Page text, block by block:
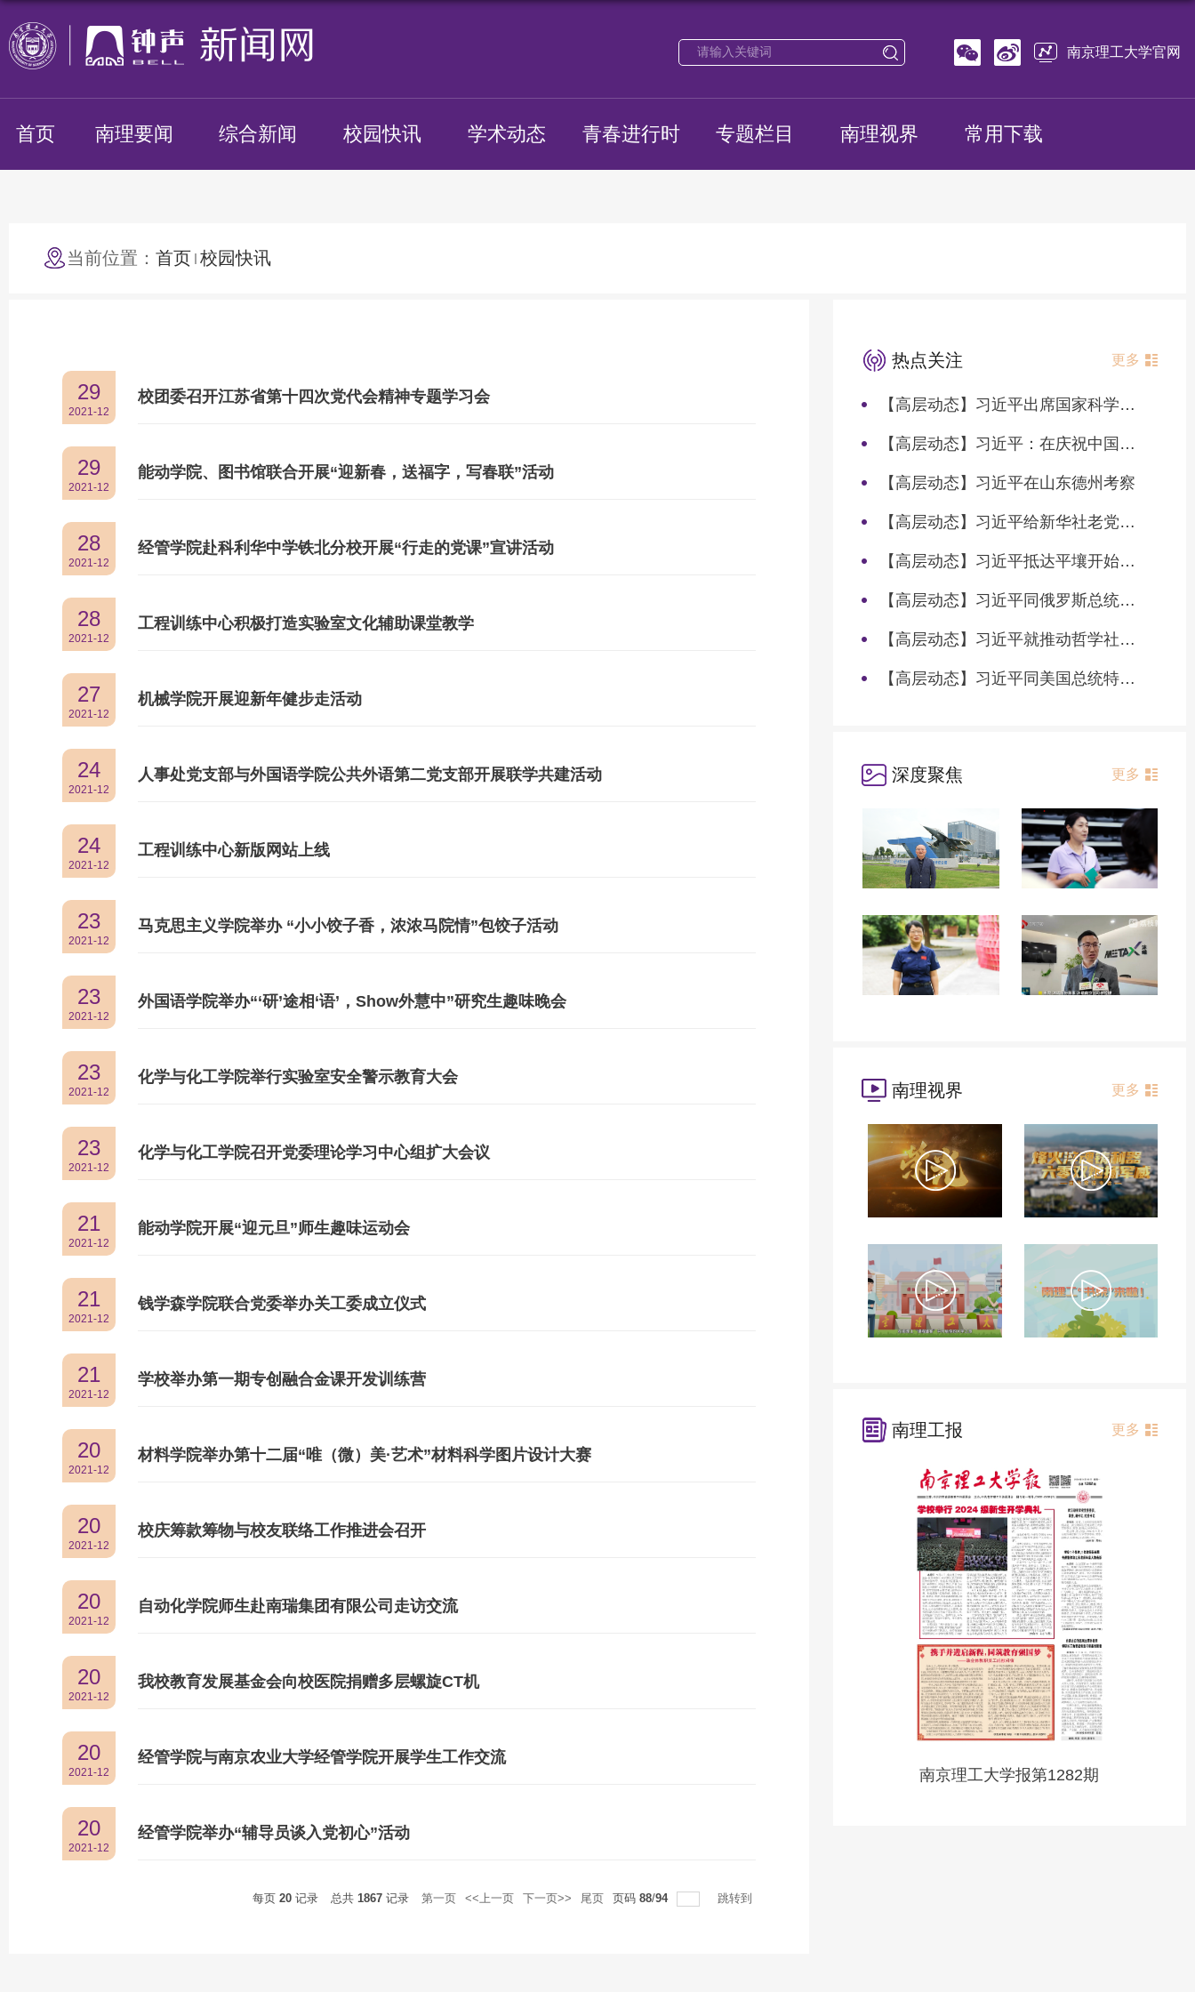
南京理工大学官网
首页 南理要闻 综合新闻 校园快讯 学术动态 青春进行时 专题栏目 南理视界 常用下载
当前位置： 首页 校园快讯
29
2021-12
校团委召开江苏省第十四次党代会精神专题学习会
29
2021-12
能动学院、图书馆联合开展“迎新春，送福字，写春联”活动
28
2021-12
经管学院赴科利华中学铁北分校开展“行走的党课”宣讲活动
28
2021-12
工程训练中心积极打造实验室文化辅助课堂教学
27
2021-12
机械学院开展迎新年健步走活动
24
2021-12
人事处党支部与外国语学院公共外语第二党支部开展联学共建活动
24
2021-12
工程训练中心新版网站上线
23
2021-12
马克思主义学院举办 “小小饺子香，浓浓马院情”包饺子活动
23
2021-12
外国语学院举办“‘研’途相‘语’，Show外慧中”研究生趣味晚会
23
2021-12
化学与化工学院举行实验室安全警示教育大会
23
2021-12
化学与化工学院召开党委理论学习中心组扩大会议
21
2021-12
能动学院开展“迎元旦”师生趣味运动会
21
2021-12
钱学森学院联合党委举办关工委成立仪式
21
2021-12
学校举办第一期专创融合金课开发训练营
20
2021-12
材料学院举办第十二届“唯（微）美·艺术”材料科学图片设计大赛
20
2021-12
校庆筹款筹物与校友联络工作推进会召开
20
2021-12
自动化学院师生赴南瑞集团有限公司走访交流
20
2021-12
我校教育发展基金会向校医院捐赠多层螺旋CT机
20
2021-12
经管学院与南京农业大学经管学院开展学生工作交流
20
2021-12
经管学院举办“辅导员谈入党初心”活动
每页20 记录 总共1867 记录 第一页 <<上一页 下一页>> 尾页 页码88/94 跳转到
热点关注 更多
【高层动态】习近平出席国家科学技术奖励大会两院院士大会中国科协第十一次全国代表大会并发表重要讲话
【高层动态】习近平：在庆祝中国共产党成立105周年大会上的讲话
【高层动态】习近平在山东德州考察
【高层动态】习近平给新华社老党员张连生回信强调 传承红色基因 在新征程上书写优异答卷
【高层动态】习近平抵达平壤开始对朝鲜进行国事访问
【高层动态】习近平同俄罗斯总统普京会谈
【高层动态】习近平就推动哲学社会科学高质量发展作出重要指示
【高层动态】习近平同美国总统特朗普会谈
深度聚焦 更多
南理视界 更多
南理工报 更多
南京理工大学报第1282期